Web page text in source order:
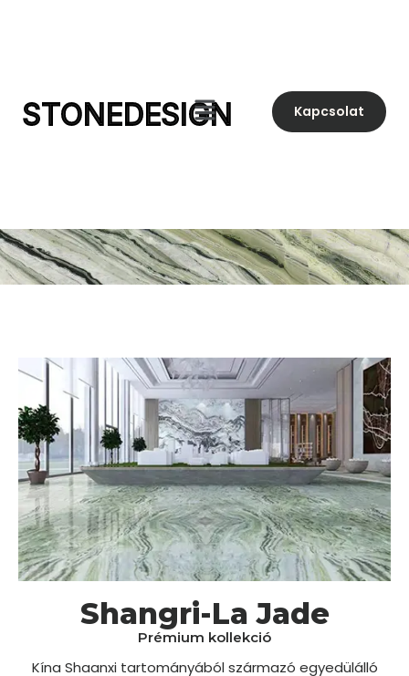
STONEDESIGN Kapcsolat
Shangri-La Jade
Prémium kollekció
Kína Shaanxi tartományából származó egyedülálló